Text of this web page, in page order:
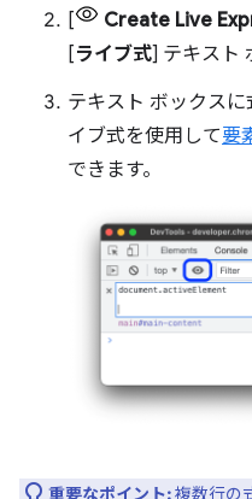
[
Create Live
[ライブ式] テキスト
テキスト ボックス
イブ式を使用して要
できます。
重要なポイント:複数行の